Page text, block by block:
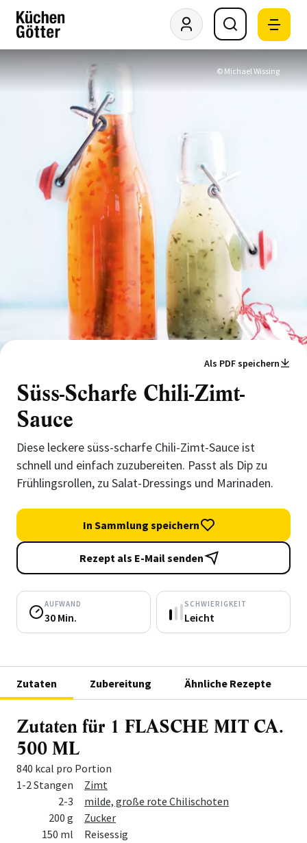
© Michael Wissing
Als PDF speichern
Süss-Scharfe Chili-Zimt-
Sauce
Diese leckere süss-scharfe Chili-Zimt-Sauce ist
schnell und einfach zuzubereiten. Passt als Dip zu
Frühlingsrollen, zu Salat-Dressings und Marinaden.
In Sammlung speichern
Rezept als E-Mail senden
AUFWAND
30 Min.
SCHWIERIGKEIT
Leicht
Zutaten Zubereitung Ähnliche Rezepte
Zutaten für 1 FLASCHE MIT CA.
500 ML
840 kcal pro Portion
MengeZutat
1-2 Stangen
Zimt
2-3
milde, große rote Chilischoten
200 g
Zucker
150 ml
Reisessig